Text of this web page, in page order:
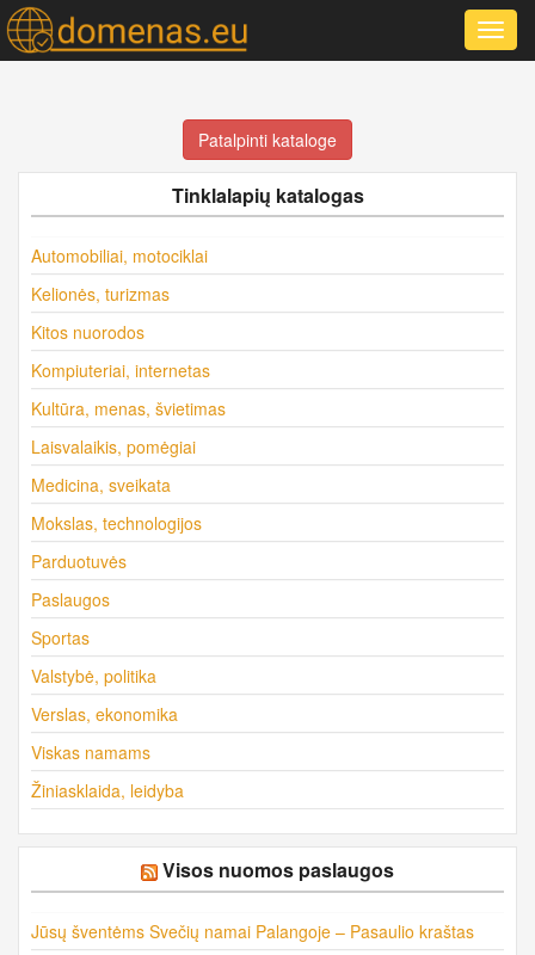
Patalpinti kataloge
Tinklalapių katalogas
Automobiliai, motociklai
Kelionės, turizmas
Kitos nuorodos
Kompiuteriai, internetas
Kultūra, menas, švietimas
Laisvalaikis, pomėgiai
Medicina, sveikata
Mokslas, technologijos
Parduotuvės
Paslaugos
Sportas
Valstybė, politika
Verslas, ekonomika
Viskas namams
Žiniasklaida, leidyba
Visos nuomos paslaugos
Jūsų šventėms Svečių namai Palangoje – Pasaulio kraštas